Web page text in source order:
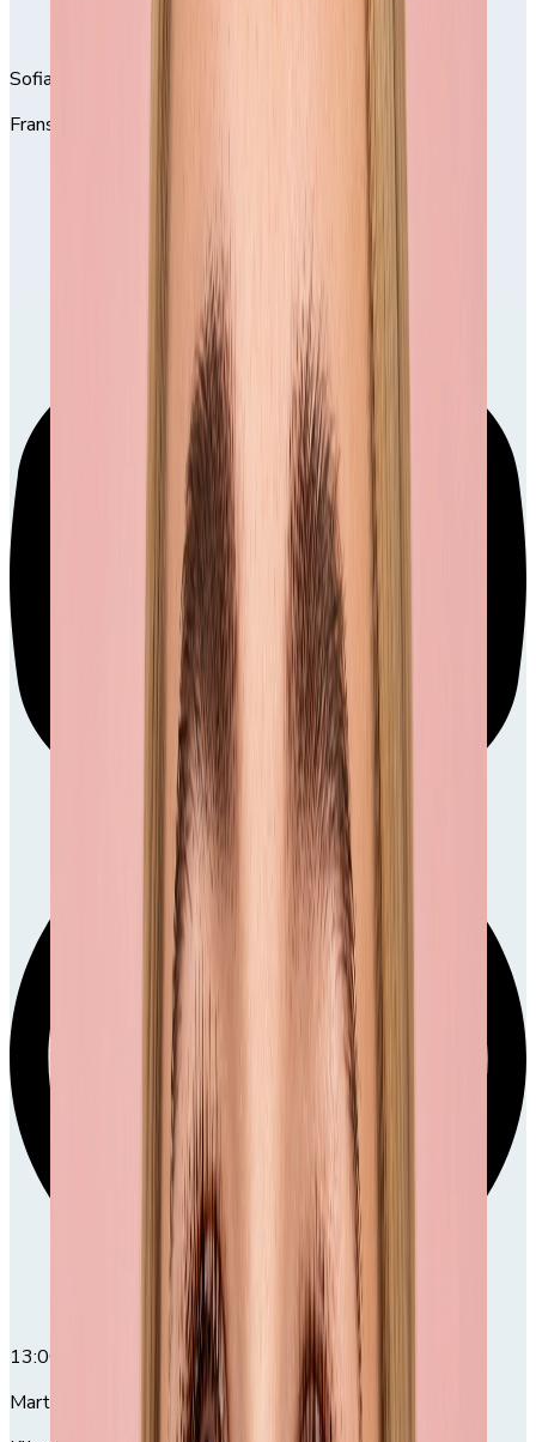
Sofia Karlsson
Fransk Manikyr
13:00
13:00-14:30
Martin Hövding